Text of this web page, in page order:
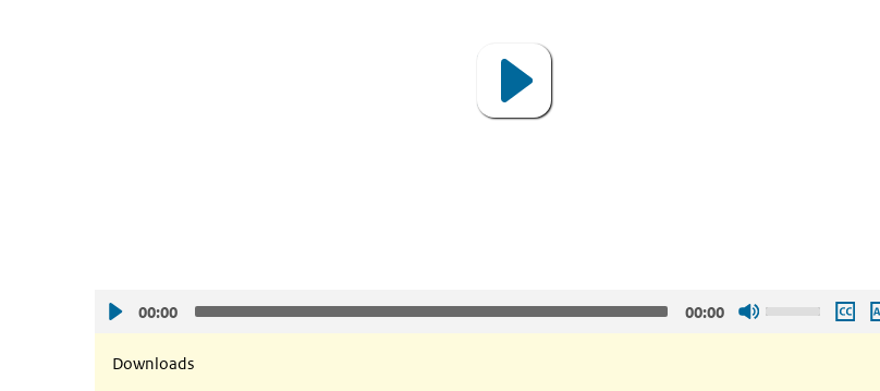
00:00 00:00
Downloads